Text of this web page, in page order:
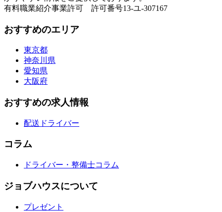
有料職業紹介事業許可 許可番号13-ユ-307167
おすすめのエリア
東京都
神奈川県
愛知県
大阪府
おすすめの求人情報
配送ドライバー
コラム
ドライバー・整備士コラム
ジョブハウスについて
プレゼント